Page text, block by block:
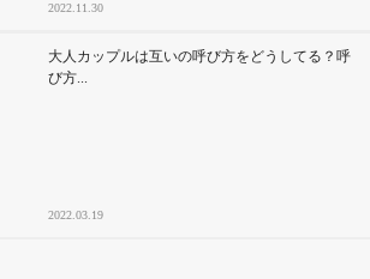
2022.11.30
大人カップルは互いの呼び方をどうしてる？呼
び方...
2022.03.19